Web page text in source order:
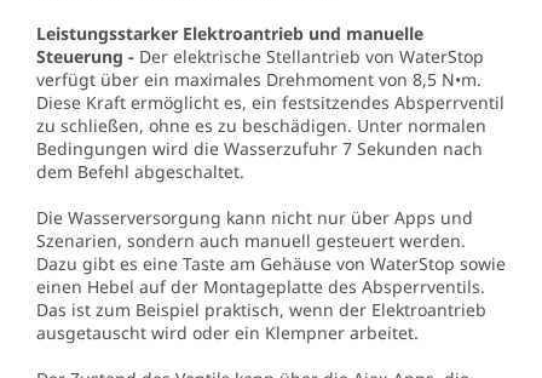
Leistungsstarker Elektroantrieb und manuelle
Steuerung - Der elektrische Stellantrieb von WaterStop
verfügt über ein maximales Drehmoment von 8,5 N•m.
Diese Kraft ermöglicht es, ein festsitzendes Absperrventil
zu schließen, ohne es zu beschädigen. Unter normalen
Bedingungen wird die Wasserzufuhr 7 Sekunden nach
dem Befehl abgeschaltet.
Die Wasserversorgung kann nicht nur über Apps und
Szenarien, sondern auch manuell gesteuert werden.
Dazu gibt es eine Taste am Gehäuse von WaterStop sowie
einen Hebel auf der Montageplatte des Absperrventils.
Das ist zum Beispiel praktisch, wenn der Elektroantrieb
ausgetauscht wird oder ein Klempner arbeitet.